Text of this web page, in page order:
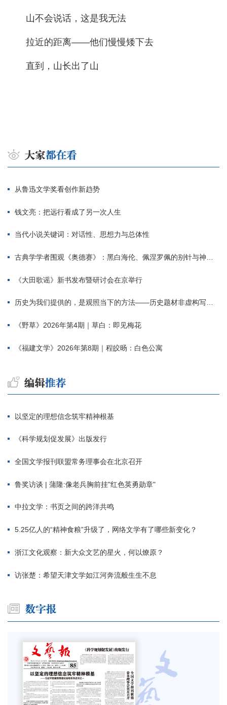
山不会说话，这是我无法
拉近的距离——他们慢慢矮下去
直到，山长出了山
从鲁迅文学奖看创作新趋势
钱文亮：把远行看成了另一次人生
当代小说关键词：对话性、思想力与总体性
古典学学者围观《奥德赛》：黑白海伦、佩涅罗佩的别针与神秘入侵者
《大田歌谣》新书发布暨研讨会在京举行
历史为我们提供的，是观照当下的方法——历史题材非虚构写作多人谈
《野草》2026年第4期｜草白：即见梅花
《福建文学》2026年第8期｜程皎旸：白色公寓
以坚定的理想信念筑牢精神根基
《科学规划促发展》出版发行
全国文学报刊联盟常务理事会在北京召开
鲁奖访谈 | 蒲隆:像老兵胸前挂"红色英勇勋章"
中拉文学：书页之间的跨洋共鸣
5.25亿人的“精神食粮”升级了，网络文学有了哪些新变化？
浙江文化观察：新大众文艺的星火，何以燎原？
访张楚：希望天津文学如江河奔流般生生不息